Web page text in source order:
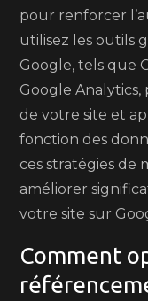
pour renforcer
utilisez les outils
Google, tels que
Google
de votre site et
fonction des
ces stratégies de
améliorer
votre site sur
Comment